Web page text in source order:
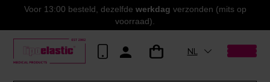
Voor 13:00 besteld, dezelfde werkdag verzonden (mits op
voorraad).
NL